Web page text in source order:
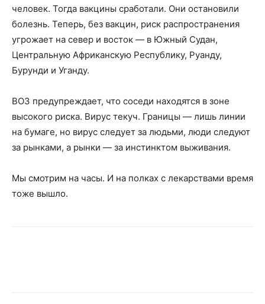
человек. Тогда вакцины сработали. Они остановили
болезнь. Теперь, без вакцин, риск распространения
угрожает на север и восток — в Южный Судан,
Центральную Африканскую Республику, Руанду,
Бурунди и Уганду.
ВОЗ предупреждает, что соседи находятся в зоне
высокого риска. Вирус текуч. Границы — лишь линии
на бумаге, но вирус следует за людьми, люди следуют
за рынками, а рынки — за инстинктом выживания.
Мы смотрим на часы. И на полках с лекарствами время
тоже вышло.